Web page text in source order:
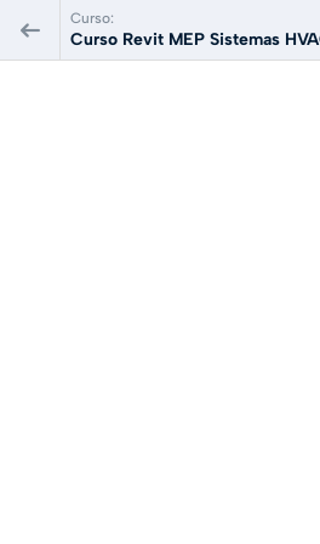
Curso:
Curso Revit MEP Sistemas